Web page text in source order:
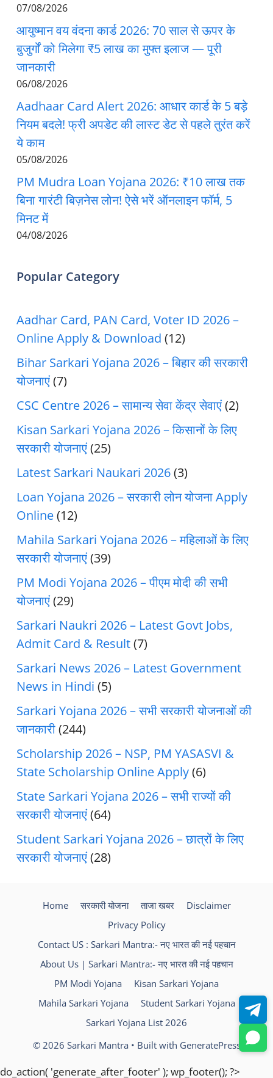
07/08/2026
आयुष्मान वय वंदना कार्ड 2026: 70 साल से ऊपर के
बुजुर्गों को मिलेगा ₹5 लाख का मुफ्त इलाज — पूरी
जानकारी
06/08/2026
Aadhaar Card Alert 2026: आधार कार्ड के 5 बड़े
नियम बदले! फ्री अपडेट की लास्ट डेट से पहले तुरंत करें
ये काम
05/08/2026
PM Mudra Loan Yojana 2026: ₹10 लाख तक
बिना गारंटी बिज़नेस लोन! ऐसे भरें ऑनलाइन फॉर्म, 5
मिनट में
04/08/2026
Popular Category
Aadhar Card, PAN Card, Voter ID 2026 –
Online Apply & Download (12)
Bihar Sarkari Yojana 2026 – बिहार की सरकारी
योजनाएं(7)
CSC Centre 2026 – सामान्य सेवा केंद्र सेवाएं(2)
Kisan Sarkari Yojana 2026 – किसानों के लिए
सरकारी योजनाएं(25)
Latest Sarkari Naukari 2026(3)
Loan Yojana 2026 – सरकारी लोन योजना Apply
Online(12)
Mahila Sarkari Yojana 2026 – महिलाओं के लिए
सरकारी योजनाएं(39)
PM Modi Yojana 2026 – पीएम मोदी की सभी
योजनाएं(29)
Sarkari Naukri 2026 – Latest Govt Jobs,
Admit Card & Result(7)
Sarkari News 2026 – Latest Government
News in Hindi (5)
Sarkari Yojana 2026 – सभी सरकारी योजनाओं की
जानकारी(244)
Scholarship 2026 – NSP, PM YASASVI &
State Scholarship Online Apply(6)
State Sarkari Yojana 2026 – सभी राज्यों की
सरकारी योजनाएं(64)
Student Sarkari Yojana 2026 – छात्रों के लिए
सरकारी योजनाएं(28)
Home सरकारी योजना ताजा खबर
Disclaimer
Privacy Policy
Contact US : Sarkari Mantra:- नए भारत की नई पहचान
About Us | Sarkari Mantra:- नए भारत की नई पहचान
PM Modi Yojana
Kisan Sarkari Yojana
Mahila Sarkari Yojana
Student Sarkari Yojana
Sarkari Yojana List 2026
© 2026 Sarkari Mantra • Built with GeneratePress
do_action( 'generate_after_footer' ); wp_footer(); ?>